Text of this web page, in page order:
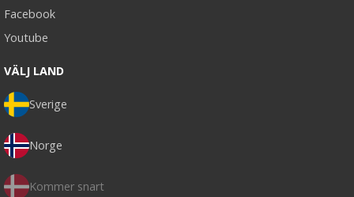
Facebook
Youtube
VÄLJ LAND
Sverige
Norge
Kommer snart